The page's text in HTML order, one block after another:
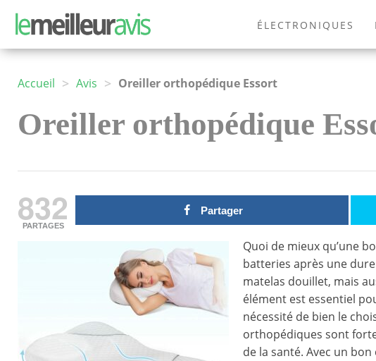
ÉLECTRONIQUES
MODE EXTÉRIEUR
Accueil > Avis > Oreiller orthopédique Essort
Oreiller orthopédique
832
PARTAGES
Partager
Quoi de mieux qu’une
batteries après une
matelas douillet, mais
élément est essentiel
nécessité de bien le
orthopédiques sont
de la santé. Avec un